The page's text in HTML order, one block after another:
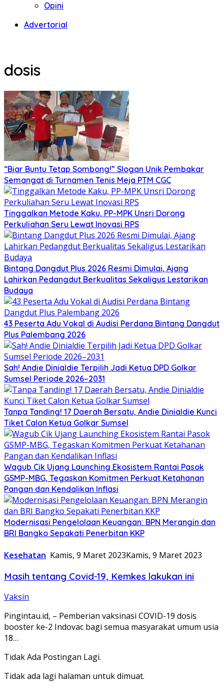
Opini
Advertorial
dosis
“Biar Buntu Tetap Sombong!” Slogan Unik Pembakar
Semangat di Turnamen Tenis Meja PTM CGC
Tinggalkan Metode Kaku, PP-MPK Unsri Dorong
Perkuliahan Seru Lewat Inovasi RPS
Bintang Dangdut Plus 2026 Resmi Dimulai, Ajang
Lahirkan Pedangdut Berkualitas Sekaligus Lestarikan
Budaya
43 Peserta Adu Vokal di Audisi Perdana Bintang Dangdut
Plus Palembang 2026
Sah! Andie Dinialdie Terpilih Jadi Ketua DPD Golkar
Sumsel Periode 2026–2031
Tanpa Tanding! 17 Daerah Bersatu, Andie Dinialdie Kunci
Tiket Calon Ketua Golkar Sumsel
Wagub Cik Ujang Launching Ekosistem Rantai Pasok
GSMP-MBG, Tegaskan Komitmen Perkuat Ketahanan
Pangan dan Kendalikan Inflasi
Modernisasi Pengelolaan Keuangan: BPN Merangin dan
BRI Bangko Sepakati Penerbitan KKP
Kesehatan Kamis, 9 Maret 2023Kamis, 9 Maret 2023
Masih tentang Covid-19, Kemkes lakukan ini
Vaksin
Pingintau.id, – Pemberian vaksinasi COVID-19 dosis
booster ke-2 Indovac bagi semua masyarakat umum usia
18…
Tidak Ada Postingan Lagi.
Tidak ada lagi halaman untuk dimuat.